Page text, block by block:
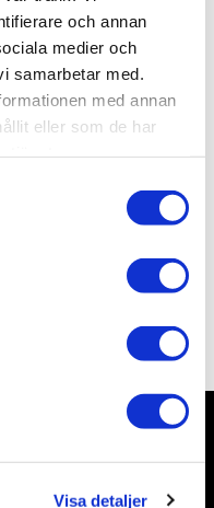
och annan
medier och
samarbetar med.
med annan
eller som de har
Visa detaljer
5 st i lager
TA35158